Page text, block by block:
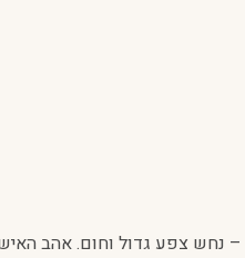
נחש צפע גדול וחום. אהב